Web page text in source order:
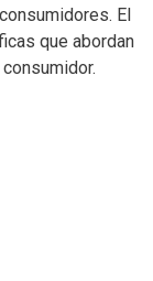
El
que abordan